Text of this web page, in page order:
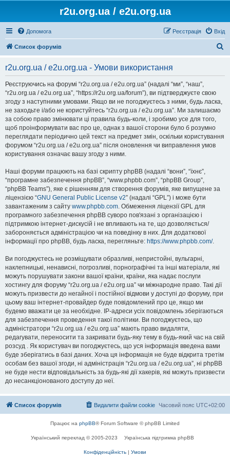
r2u.org.ua / e2u.org.ua
Допомога Вхід
Реєстрація
Список форумів
r2u.org.ua / e2u.org.ua - Умови використання
Реєструючись на форумі “r2u.org.ua / e2u.org.ua” (надалі “ми”, “наш”,
“r2u.org.ua / e2u.org.ua”, “https://r2u.org.ua/forum”), ви підтверджуєте свою
згоду з наступними умовами. Якщо ви не погоджуєтесь з ними, будь ласка,
не заходьте і/або не користуйтесь “r2u.org.ua / e2u.org.ua”. Ми залишаємо
за собою право змінювати ці правила будь-коли, і зробимо усе для того,
щоб проінформувати вас про це, однак з вашої сторони було б розумно
переглядати періодично цей текст на предмет змін, оскільки користування
форумом “r2u.org.ua / e2u.org.ua” після оновлення чи виправлення умов
користування означає вашу згоду з ними.
Наші форуми працюють на базі скрипту phpBB (надалі “вони”, “їхнє”,
“програмне забезпечення phpBB”, “www.phpbb.com”, “phpBB Group”,
“phpBB Teams”), яке є рішенням для створення форумів, яке випущене за
ліцензією “GNU General Public License v2” (надалі “GPL”) і може бути
завантаженим з сайту www.phpbb.com. Обмеження ліцензії GPL для
програмного забезпечення phpBB суворо пов'язані з організацією і
підтримкою інтернет-дискусій і не впливають на те, що дозволяється/
забороняється адміністрацією чи на поведінку в них. Для додаткової
інформації про phpBB, будь ласка, перегляньте: https://www.phpbb.com/.
Ви погоджуєтесь не розміщувати образливі, непристойні, вульгарні,
наклепницькі, ненависні, погрозливі, порнографічні та інші матеріали, які
можуть порушувати закони вашої країни, країни, яка надає послуги
хостингу для форуму “r2u.org.ua / e2u.org.ua” чи міжнародне право. Такі дії
можуть призвести до негайної і постійної відмови у доступі до форуму, при
цьому ваш інтернет-провайдер буде повідомлений про це, якщо ми
будемо вважати це за необхідне. IP-адреси усіх повідомлень зберігаються
для забезпечення проведення такої політики. Ви погоджуєтесь, що
адміністратори “r2u.org.ua / e2u.org.ua” мають право видаляти,
редагувати, переносити та закривати будь-яку тему в будь-який час на свій
розсуд . Як користувач ви погоджуєтесь, що уся інформація введена вами
буде зберігатись в базі даних. Хоча ця інформація не буде відкрита третім
особам без вашої згоди, ні адміністрація “r2u.org.ua / e2u.org.ua”, ні phpBB
не буде нести відповідальність за будь-які дії хакерів, які можуть призвести
до несанкціонованого доступу до неї.
Список форумів Часовий пояс UTC+02:00
Видалити файли cookie
Працює на phpBB® Forum Software © phpBB Limited
Український переклад © 2005-2023 Українська підтримка phpBB
Конфіденційність | Умови